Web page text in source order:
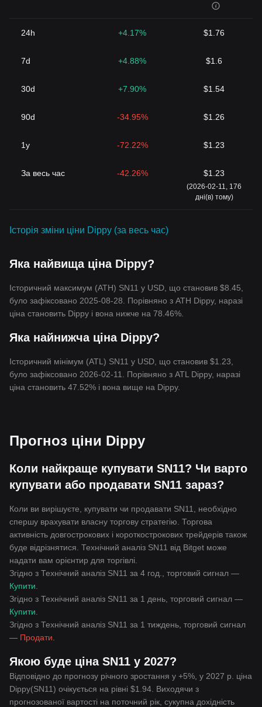
24h +4.17% $1.76
7d +4.88% $1.6
30d +7.90% $1.54
90d -34.95% $1.26
1y -72.22% $1.23
За весь час -42.26% $1.23
(2026-02-11, 176
дні(в) тому)
Історія зміни ціни Dippy (за весь час)
Яка найвища ціна Dippy?
Історичний максимум (ATH) SN11 у USD, що становив $8.45,
було зафіксовано 2025-08-28. Порівняно з ATH Dippy, наразі
ціна становить Dippy і вона нижче на 78.46%.
Яка найнижча ціна Dippy?
Історичний мінімум (ATL) SN11 у USD, що становив $1.23,
було зафіксовано 2026-02-11. Порівняно з ATL Dippy, наразі
ціна становить 47.52% і вона вище на Dippy.
Прогноз ціни Dippy
Коли найкраще купувати SN11? Чи варто
купувати або продавати SN11 зараз?
Коли ви вирішуєте, купувати чи продавати SN11, необхідно
спершу врахувати власну торгову стратегію. Торгова
активність довгострокових і короткострокових трейдерів також
буде відрізнятися. Технічний аналіз SN11 від Bitget може
надати вам орієнтир для торгівлі.
Згідно з Технічний аналіз SN11 за 4 год., торговий сигнал —
Купити
Згідно з Технічний аналіз SN11 за 1 день, торговий сигнал —
Купити
Згідно з Технічний аналіз SN11 за 1 тиждень, торговий сигнал
— Продати
Якою буде ціна SN11 у 2027?
Відповідно до прогнозу річного зростання у +5%, у 2027 р. ціна
Dippy(SN11) очікується на рівні $1.94. Виходячи з
прогнозованої вартості на поточний рік, сукупна дохідність